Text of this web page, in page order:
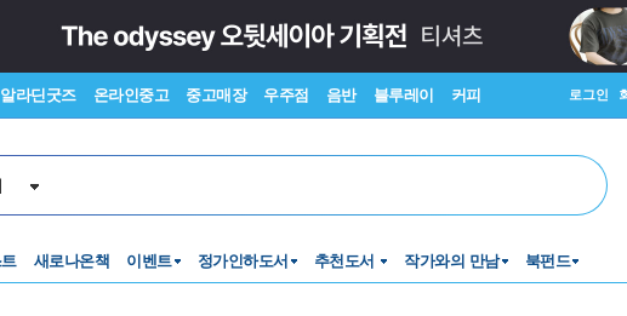
알라딘굿즈 온라인중고 중고매장 우주점 음반 블루레이 커피 로그인
새로나온책 이벤트 정가인하도서 추천도서 작가와의 만남 북펀드